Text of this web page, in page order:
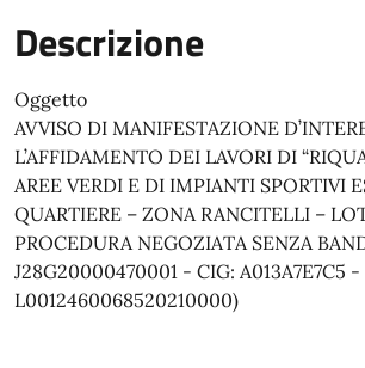
Descrizione
Oggetto
AVVISO DI MANIFESTAZIONE
L’AFFIDAMENTO DEI LAVORI DI
AREE VERDI E DI IMPIANTI SPORTIVI
QUARTIERE – ZONA RANCITELLI –
PROCEDURA NEGOZIATA SENZA
J28G20000470001 - CIG: A013A7E7C5 -
L0012460068520210000)